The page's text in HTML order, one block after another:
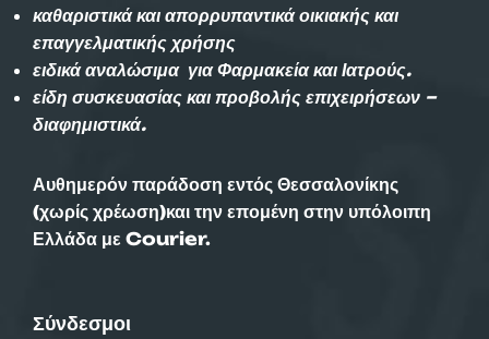
καθαριστικά και απορρυπαντικά οικιακής και
επαγγελματικής χρήσης
ειδικά αναλώσιμα για Φαρμακεία και Ιατρούς.
είδη συσκευασίας και προβολής επιχειρήσεων –
διαφημιστικά.
Αυθημερόν παράδοση εντός Θεσσαλονίκης
(χωρίς χρέωση)και την επομένη στην υπόλοιπη
Ελλάδα με Courier.
Σύνδεσμοι